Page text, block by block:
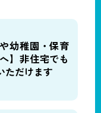
幼稚園・保育
】非住宅でも
ただけます